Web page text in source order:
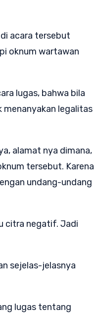
acara tersebut
oknum wartawan
lugas, bahwa bila
menanyakan legalitas
alamat nya dimana,
tersebut. Karena
undang-undang
citra negatif. Jadi
sejelas-jelasnya
lugas tentang